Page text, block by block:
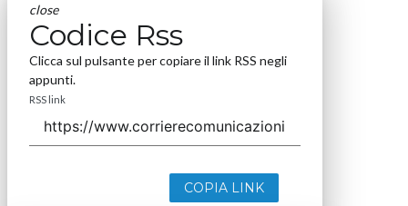
close
Codice Rss
Clicca sul pulsante per copiare il link RSS negli
appunti.
RSS link
COPIA LINK